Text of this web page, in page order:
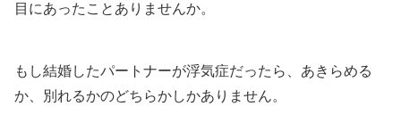
目にあったことありませんか。
もし結婚したパートナーが浮気症だったら、あきらめる
か、別れるかのどちらかしかありません。